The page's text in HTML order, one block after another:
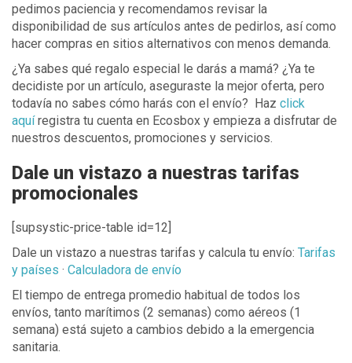
pedimos paciencia y recomendamos revisar la
disponibilidad de sus artículos antes de pedirlos, así como
hacer compras en sitios alternativos con menos demanda.
¿Ya sabes qué regalo especial le darás a mamá? ¿Ya te
decidiste por un artículo, aseguraste la mejor oferta, pero
todavía no sabes cómo harás con el envío? Haz click
aquíregistra tu cuenta en Ecosbox y empieza a disfrutar de
nuestros descuentos, promociones y servicios.
Dale un vistazo a nuestras tarifas
promocionales
[supsystic-price-table id=12]
Dale un vistazo a nuestras tarifas y calcula tu envío: Tarifas
y países · Calculadora de envío
El tiempo de entrega promedio habitual de todos los
envíos, tanto marítimos (2 semanas) como aéreos (1
semana) está sujeto a cambios debido a la emergencia
sanitaria.